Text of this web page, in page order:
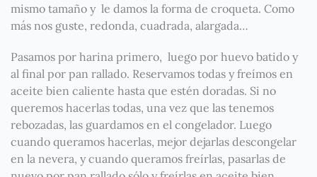
mismo tamaño y le damos la forma de croqueta. Como
más nos guste, redonda, cuadrada, alargada…
Pasamos por harina primero, luego por huevo batido y
al final por pan rallado. Reservamos todas y freímos en
aceite bien caliente hasta que estén doradas. Si no
queremos hacerlas todas, una vez que las tenemos
rebozadas, las guardamos en el congelador. Luego
cuando queramos hacerlas, mejor dejarlas descongelar
en la nevera, y cuando queramos freírlas, pasarlas de